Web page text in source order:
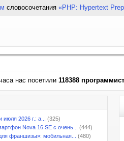
словосочетания «PHP: Hypertext
нас посетили 118388
2026 г.: а...
(325)
Nova 16 SE с очень...
(444)
франшизы»: мобильная...
(480)